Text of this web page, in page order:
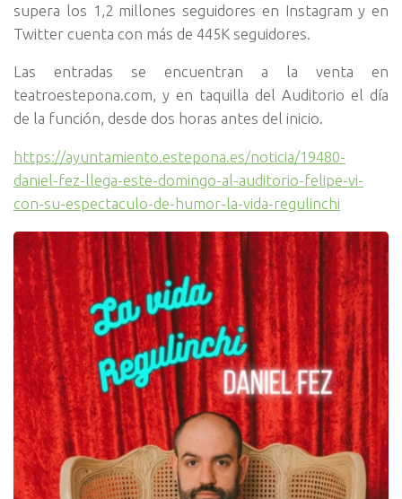
supera los 1,2 millones seguidores en Instagram y en
Twitter cuenta con más de 445K seguidores.
Las entradas se encuentran a la venta en
teatroestepona.com, y en taquilla del Auditorio el día
de la función, desde dos horas antes del inicio.
https://ayuntamiento.estepona.es/noticia/19480-
daniel-fez-llega-este-domingo-al-auditorio-felipe-vi-
con-su-espectaculo-de-humor-la-vida-regulinchi